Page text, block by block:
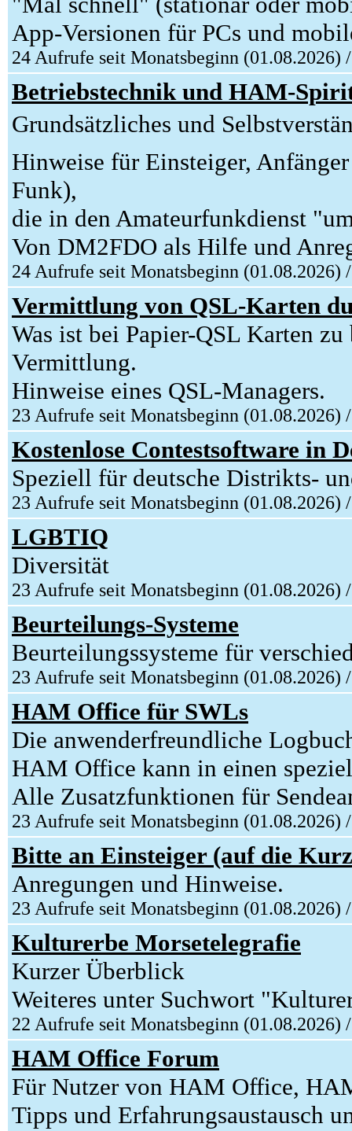
App-Versionen für PCs und
24 Aufrufe seit Monatsbeginn
Betriebstechnik und HAM-
Grundsätzliches und
Hinweise für Einsteiger,
Funk),
die in den Amateurfunkdienst
Von DM2FDO als Hilfe und
24 Aufrufe seit Monatsbeginn
Vermittlung von QSL-Karten
Was ist bei Papier-QSL Karten
Vermittlung.
Hinweise eines QSL-Managers.
23 Aufrufe seit Monatsbeginn
Kostenlose Contestsoftware in
Speziell für deutsche Distrikts-
23 Aufrufe seit Monatsbeginn
LGBTIQ
Diversität
23 Aufrufe seit Monatsbeginn
Beurteilungs-Systeme
Beurteilungssysteme für
23 Aufrufe seit Monatsbeginn
HAM Office für SWLs
Die anwenderfreundliche
HAM Office kann in einen
Alle Zusatzfunktionen für
23 Aufrufe seit Monatsbeginn
Bitte an Einsteiger (auf die
Anregungen und Hinweise.
23 Aufrufe seit Monatsbeginn
Kulturerbe Morsetelegrafie
Kurzer Überblick
Weiteres unter Suchwort
22 Aufrufe seit Monatsbeginn
HAM Office Forum
Für Nutzer von HAM Office,
Tipps und Erfahrungsaustausch